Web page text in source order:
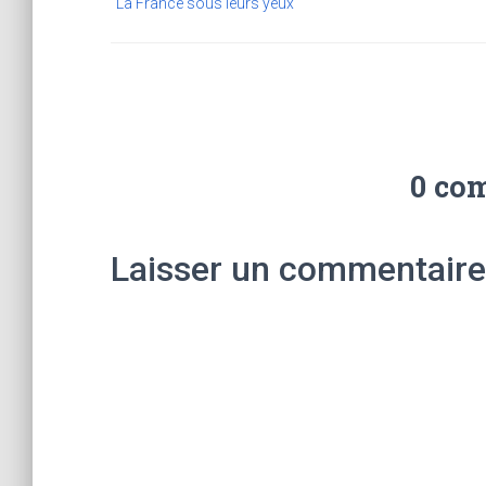
0
Laisser un commentaire